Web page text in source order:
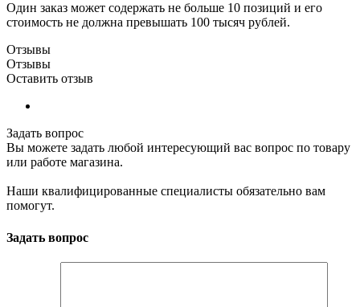
Один заказ может содержать не больше 10 позиций и его
стоимость не должна превышать 100 тысяч рублей.
Отзывы
Отзывы
Оставить отзыв
Задать вопрос
Вы можете задать любой интересующий вас вопрос по товару
или работе магазина.
Наши квалифицированные специалисты обязательно вам
помогут.
Задать вопрос